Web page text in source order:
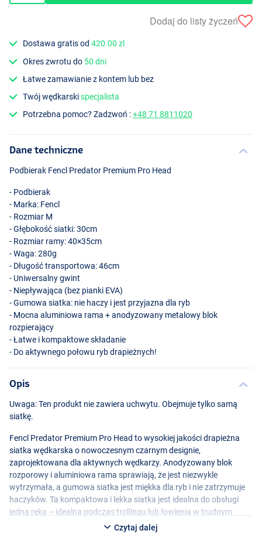
Dodaj do listy życzeń
Dostawa gratis od420.00 zl
Okres zwrotu do 50 dni
Łatwe zamawianie z kontem lub bez
Twój wędkarskispecjalista
Potrzebna pomoc? Zadzwoń :+48 71 8811020
Dane techniczne
Podbierak Fencl Predator Premium Pro Head
- Podbierak
- Marka: Fencl
- Rozmiar M
- Głębokość siatki: 30cm
- Rozmiar ramy: 40×35cm
- Waga: 280g
- Długość transportowa: 46cm
- Uniwersalny gwint
- Niepływająca (bez pianki EVA)
- Gumowa siatka: nie haczy i jest przyjazna dla ryb
- Mocna aluminiowa rama + anodyzowany metalowy blok
rozpierający
- Łatwe i kompaktowe składanie
- Do aktywnego połowu ryb drapieżnych!
Opis
Uwaga: Ten produkt nie zawiera uchwytu. Obejmuje tylko samą
siatkę.
Fencl Predator Premium Pro Head to wysokiej jakości drapieżna
siatka wędkarska o nowoczesnym czarnym designie,
zaprojektowana dla aktywnych wędkarzy. Anodyzowany blok
rozporowy i aluminiowa rama sprawiają, że jest niezwykle
wytrzymała, a gumowa siatka jest miękka dla ryb i nie zatrzymuje
haczyków. Ta kompaktowa i lekka siatka jest idealna do obsługi
jedną ręką – idealna podczas trollingu lub łowienia w trudnym
terenie. Dzięki uniwersalnemu złączu można łatwo połączyć tę
Czytaj dalej